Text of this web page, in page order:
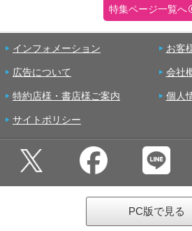
特集ページ一覧へ
インフォメーション お客
広告について 会社
特約店様・書店様ご案内 個人
サイトポリシー
PC版で見る